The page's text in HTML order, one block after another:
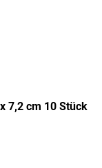
aluderm®-aluplast elastisch Strips 2,5 x 7,2 cm 10 Stück